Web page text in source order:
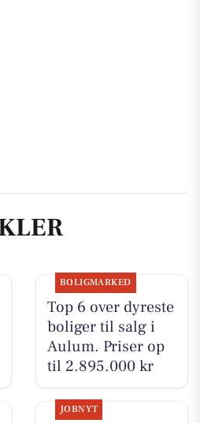
BOLIGMARKED
Top 6 over dyreste
boliger til salg i
Aulum. Priser op
til 2.895.000 kr
JOBNYT